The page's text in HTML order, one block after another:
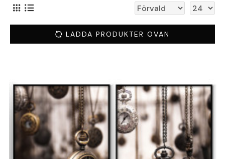
LADDA PRODUKTER OVAN